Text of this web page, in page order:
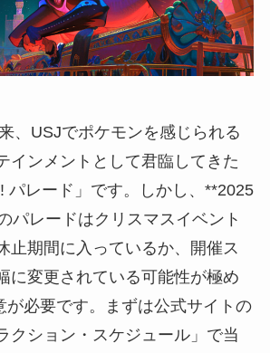
、USJでポケモンを感じられる
インメントとして君臨してきた
パレード」です。しかし、**2025
パレードはクリスマスイベント
止期間に入っているか、開催ス
に変更されている可能性が極め
が必要です。まずは公式サイトの
クション・スケジュール」で当